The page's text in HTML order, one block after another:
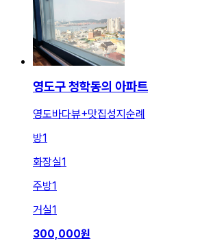
영도구 청학동의 아파트
영도바다뷰+맛집성지순례
방1
화장실1
주방1
거실1
300,000원